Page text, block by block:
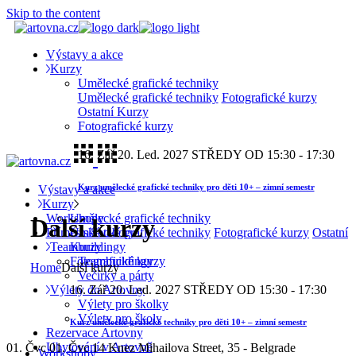
Skip to the content
Výstavy a akce
Kurzy
Umělecké grafické techniky
Umělecké grafické techniky Fotografické kurzy
Ostatní Kurzy
Fotografické kurzy
16. Zář20. Led. 2027 STŘEDY OD 15:30 - 17:30
Kurz umělecké grafické techniky pro děti 10+ – zimní semestr
Workshopy
Příměstské tábory
Teambuildingy
Teambuildingy
Večírky a párty
Výlety do Artovny
Výlety pro školky
Výlety pro školy
Rezervace Artovny
Ubytování v Artovně
Výstavy a akce
Kurzy
Umělecké grafické techniky
Umělecké grafické techniky Fotografické kurzy Ostatní
Kurzy
Fotografické kurzy
16. Zář20. Led. 2027 STŘEDY OD 15:30 - 17:30
Kurz umělecké grafické techniky pro děti 10+ – zimní semestr
Workshopy
Další kurzy
HomeDalší kurzy
01. Čvc01. Čvc14 Knez Mihailova Street, 35 - Belgrade